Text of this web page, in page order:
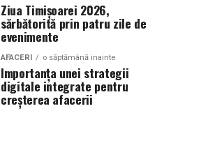
Ziua Timișoarei 2026,
sărbătorită prin patru zile de
evenimente
AFACERI o săptămână inainte
Importanța unei strategii
digitale integrate pentru
creșterea afacerii